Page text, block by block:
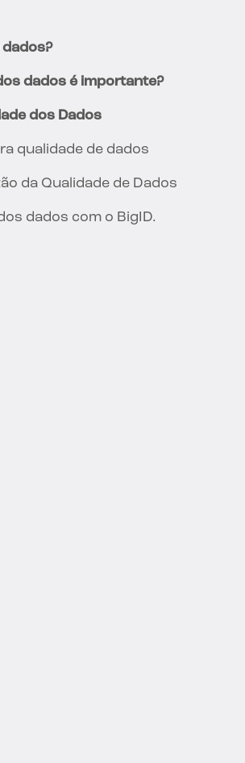
dados?
dados é importante?
dos Dados
qualidade de dados
da Qualidade de Dados
dados com o BigID.